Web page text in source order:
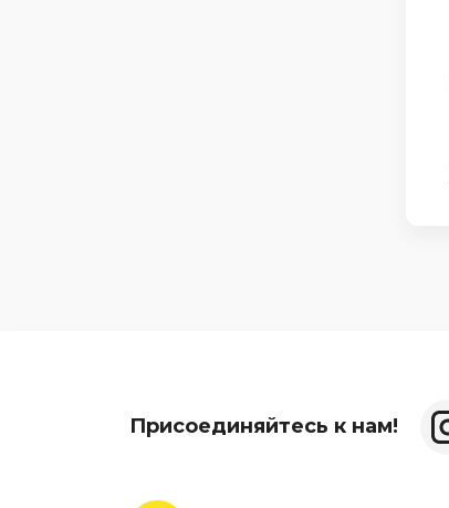
Присоединяйтесь к нам!